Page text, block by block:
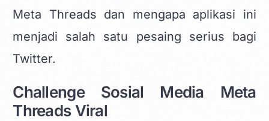
Meta Threads dan mengapa aplikasi ini
menjadi salah satu pesaing serius bagi
Twitter.
Challenge Sosial Media Meta
Threads Viral